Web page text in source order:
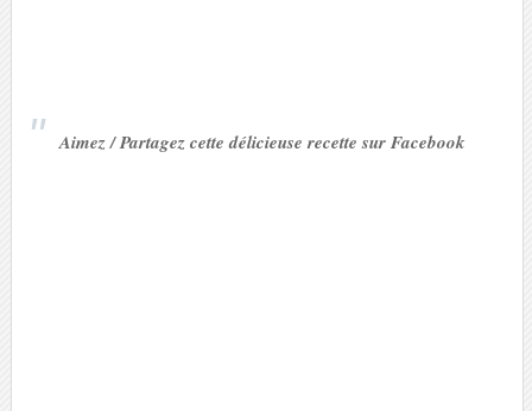
Aimez / Partagez cette délicieuse recette sur Facebook